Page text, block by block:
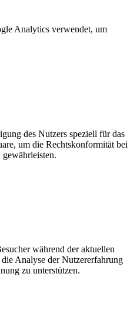
Analytics verwendet, um
des Nutzers speziell für das
um die Rechtskonformität bei
während der aktuellen
Analyse der Nutzererfahrung
zu unterstützen.